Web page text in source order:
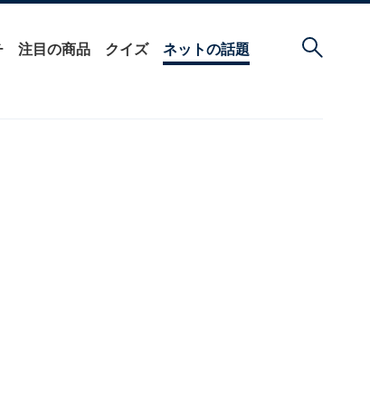
注目の商品 クイズ ネットの話題